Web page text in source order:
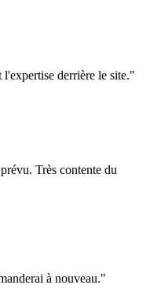
derrière le site."
Très contente du
à nouveau."